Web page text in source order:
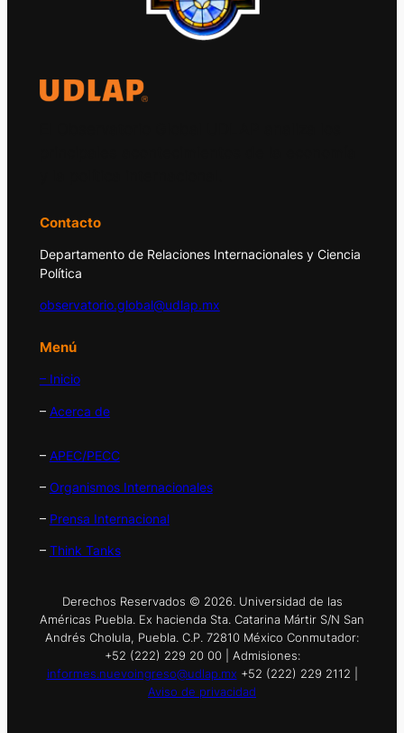
Contacto
Departamento de Relaciones Internacionales y Ciencia
Política
observatorio.global@udlap.mx
Menú
– Inicio
– Acerca de
– APEC/PECC
– Organismos Internacionales
– Prensa Internacional
– Think Tanks
Derechos Reservados © 2026. Universidad de las
Américas Puebla. Ex hacienda Sta. Catarina Mártir S/N San
Andrés Cholula, Puebla. C.P. 72810 México Conmutador:
+52 (222) 229 20 00 | Admisiones:
informes.nuevoingreso@udlap.mx +52 (222) 229 2112 |
Aviso de privacidad